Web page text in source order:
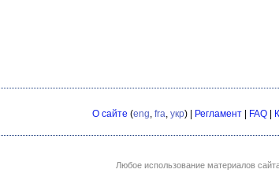
О сайте (eng, fra, укр) | Регламент FAQ
Любое использование материалов